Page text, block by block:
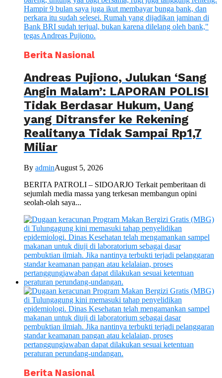
Berita Nasional
Andreas Pujiono, Julukan ‘Sang
Angin Malam’: LAPORAN POLISI
Tidak Berdasar Hukum, Uang
yang Ditransfer ke Rekening
Realitanya Tidak Sampai Rp1,7
Miliar
By adminAugust 5, 2026
BERITA PATROLI – SIDOARJO Terkait pemberitaan di
sejumlah media massa yang terkesan membangun opini
seolah-olah saya...
Berita Nasional